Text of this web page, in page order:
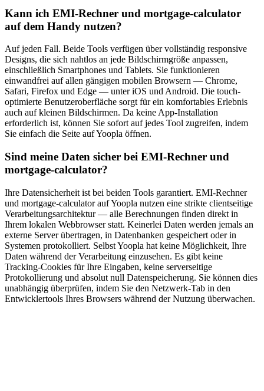
Kann ich EMI-Rechner und mortgage-calculator
auf dem Handy nutzen?
Auf jeden Fall. Beide Tools verfügen über vollständig responsive
Designs, die sich nahtlos an jede Bildschirmgröße anpassen,
einschließlich Smartphones und Tablets. Sie funktionieren
einwandfrei auf allen gängigen mobilen Browsern — Chrome,
Safari, Firefox und Edge — unter iOS und Android. Die touch-
optimierte Benutzeroberfläche sorgt für ein komfortables Erlebnis
auch auf kleinen Bildschirmen. Da keine App-Installation
erforderlich ist, können Sie sofort auf jedes Tool zugreifen, indem
Sie einfach die Seite auf Yoopla öffnen.
Sind meine Daten sicher bei EMI-Rechner und
mortgage-calculator?
Ihre Datensicherheit ist bei beiden Tools garantiert. EMI-Rechner
und mortgage-calculator auf Yoopla nutzen eine strikte clientseitige
Verarbeitungsarchitektur — alle Berechnungen finden direkt in
Ihrem lokalen Webbrowser statt. Keinerlei Daten werden jemals an
externe Server übertragen, in Datenbanken gespeichert oder in
Systemen protokolliert. Selbst Yoopla hat keine Möglichkeit, Ihre
Daten während der Verarbeitung einzusehen. Es gibt keine
Tracking-Cookies für Ihre Eingaben, keine serverseitige
Protokollierung und absolut null Datenspeicherung. Sie können dies
unabhängig überprüfen, indem Sie den Netzwerk-Tab in den
Entwicklertools Ihres Browsers während der Nutzung überwachen.